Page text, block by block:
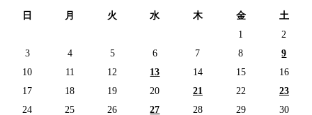
日 月 火 水 木 金
土
1
2
3
4 5 6 7 8
9
10
11 12 13 14 15
16
17
18 19 20 21 22
23
24
25 26 27 28 29 30